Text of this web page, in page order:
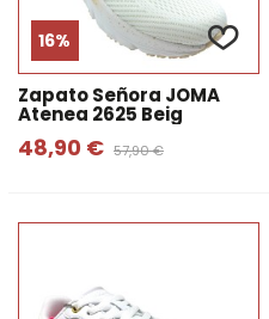
16%
Zapato Señora JOMA
Atenea 2625 Beig
48,90 € 57,90 €